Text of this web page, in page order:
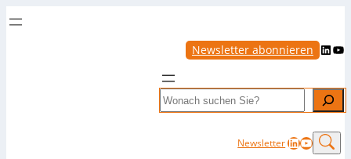
Newsletter abonnieren LinkedIn YouTube
Search
NewsletterLinkedIn